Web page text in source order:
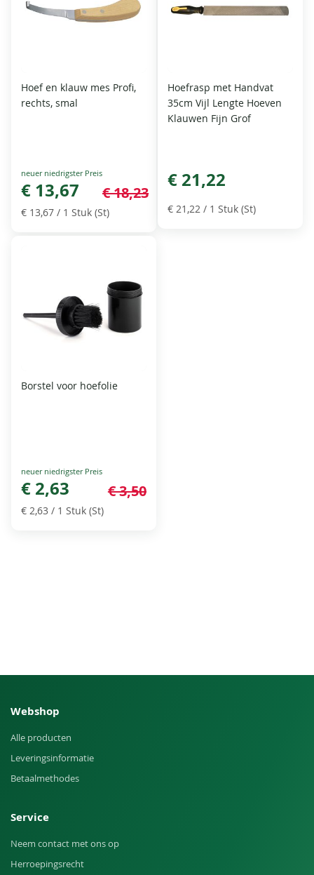
Hoef en klauw mes Profi,
rechts, smal
Special
Price
€ 13,67 € 18,23
€ 13,67 / 1 Stuk (St)
Hoefrasp met Handvat
35cm Vijl Lengte Hoeven
Klauwen Fijn Grof
€ 21,22
€ 21,22 / 1 Stuk (St)
Borstel voor hoefolie
Special
Price
€ 2,63 € 3,50
€ 2,63 / 1 Stuk (St)
Webshop
Alle producten
Leveringsinformatie
Betaalmethodes
Service
Neem contact met ons op
Herroepingsrecht